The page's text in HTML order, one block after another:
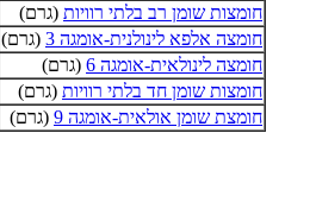
חומצות שומן רב בלתי רוויות (גרם)
חומצה אלפא לינולנית-אומגה 3
(גרם)
חומצה לינולאית-אומגה 6
(גרם)
חומצות שומן חד בלתי רוויות (גרם)
חומצת שומן אולאית-אומגה 9
(גרם)